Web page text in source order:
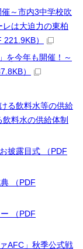
～市内3中学校吹
は大迫力の東柏
）
を今年も開催！～
）
る飲料水等の供給
料水の供給体制
披露目式 （PDF
（PDF
（PDF
AFC」秋季公式戦